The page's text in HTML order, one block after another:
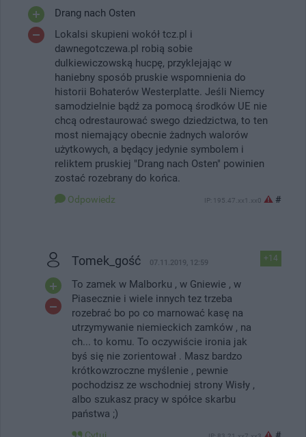
Drang nach Osten
Lokalsi skupieni wokół tcz.pl i
dawnegotczewa.pl robią sobie
dulkiewiczowską hucpę, przyklejając w
haniebny sposób pruskie wspomnienia do
historii Bohaterów Westerplatte. Jeśli Niemcy
samodzielnie bądź za pomocą środków UE nie
chcą odrestaurować swego dziedzictwa, to ten
most niemający obecnie żadnych walorów
użytkowych, a będący jedynie symbolem i
reliktem pruskiej "Drang nach Osten" powinien
zostać rozebrany do końca.
Odpowiedz IP: 195.47.xx1.xx0 #
+14
Tomek_gość 07.11.2019, 12:59
To zamek w Malborku , w Gniewie , w
Piasecznie i wiele innych tez trzeba
rozebrać bo po co marnować kasę na
utrzymywanie niemieckich zamków , na
ch... to komu. To oczywiście ironia jak
byś się nie zorientował . Masz bardzo
krótkowzroczne myślenie , pewnie
pochodzisz ze wschodniej strony Wisły ,
albo szukasz pracy w spółce skarbu
państwa ;)